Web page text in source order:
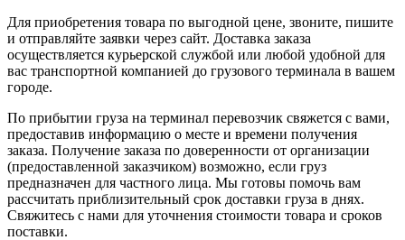
Для приобретения товара по выгодной цене, звоните, пишите
и отправляйте заявки через сайт. Доставка заказа
осуществляется курьерской службой или любой удобной для
вас транспортной компанией до грузового терминала в вашем
городе.
По прибытии груза на терминал перевозчик свяжется с вами,
предоставив информацию о месте и времени получения
заказа. Получение заказа по доверенности от организации
(предоставленной заказчиком) возможно, если груз
предназначен для частного лица. Мы готовы помочь вам
рассчитать приблизительный срок доставки груза в днях.
Свяжитесь с нами для уточнения стоимости товара и сроков
поставки.